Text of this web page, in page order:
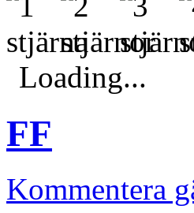
Loading...
FF
Kommentera